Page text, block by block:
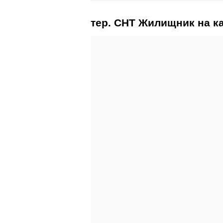
тер. СНТ Жилищник на